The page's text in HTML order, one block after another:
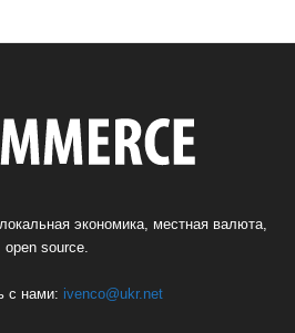
экономика, местная валюта,
open source.
с нами: ivenco@ukr.net